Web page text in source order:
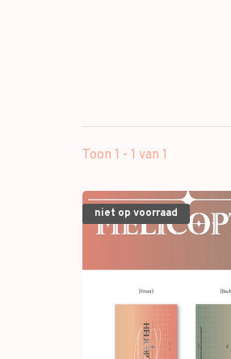
Toon 1 - 1 van 1
niet op voorraad